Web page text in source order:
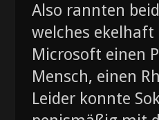
Also rannten
welches
Microsoft einen
Mensch, einen
Leider konnte